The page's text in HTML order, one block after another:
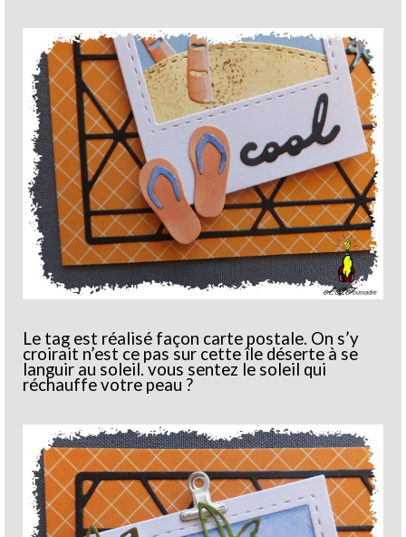
Le tag est réalisé façon carte postale. On s’y
croirait n’est ce pas sur cette île déserte à se
languir au soleil. vous sentez le soleil qui
réchauffe votre peau ?